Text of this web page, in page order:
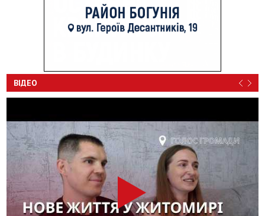
ВІДЕО